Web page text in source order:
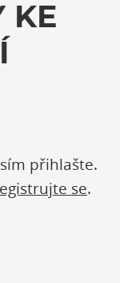
KE
přihlašte.
se.